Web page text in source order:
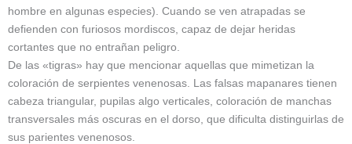
hombre en algunas especies). Cuando se ven atrapadas se
defienden con furiosos mordiscos, capaz de dejar heridas
cortantes que no entrañan peligro.
De las «tigras» hay que mencionar aquellas que mimetizan la
coloración de serpientes venenosas. Las falsas mapanares tienen
cabeza triangular, pupilas algo verticales, coloración de manchas
transversales más oscuras en el dorso, que dificulta distinguirlas de
sus parientes venenosos.